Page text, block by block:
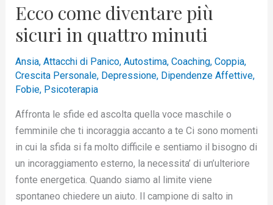
Ecco come diventare più
sicuri in quattro minuti
Ansia, Attacchi di Panico, Autostima, Coaching, Coppia,
Crescita Personale, Depressione, Dipendenze Affettive,
Fobie, Psicoterapia
Affronta le sfide ed ascolta quella voce maschile o
femminile che ti incoraggia accanto a te Ci sono momenti
in cui la sfida si fa molto difficile e sentiamo il bisogno di
un incoraggiamento esterno, la necessita’ di un’ulteriore
fonte energetica. Quando siamo al limite viene
spontaneo chiedere un aiuto. Il campione di salto in